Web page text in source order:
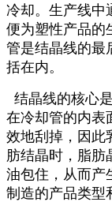
冷却。生产线中
便为塑性产品的
管是结晶线的最
括在内。
结晶线的核心
在冷却管的内表
效地刮掉，因此
肪结晶时，脂肪
油包住，从而产
制造的产品类型